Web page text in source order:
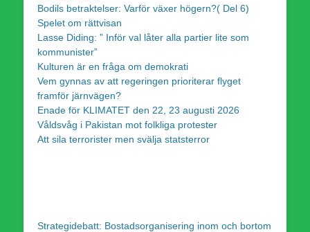
Bodils betraktelser: Varför växer högern?( Del 6)
Spelet om rättvisan
Lasse Diding: ” Inför val låter alla partier lite som
kommunister”
Kulturen är en fråga om demokrati
Vem gynnas av att regeringen prioriterar flyget
framför järnvägen?
Enade för KLIMATET den 22, 23 augusti 2026
Våldsvåg i Pakistan mot folkliga protester
Att sila terrorister men svälja statsterror
Strategidebatt: Bostadsorganisering inom och bortom